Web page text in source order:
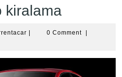
kiralama
canlarrentacar
0 Comment